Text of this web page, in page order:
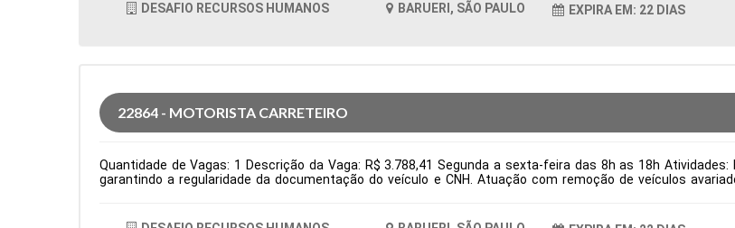
DESAFIO RECURSOS HUMANOS
BARUERI, SÃO PAULO EXPIRA EM: 22 DIAS
22864 - MOTORISTA CARRETEIRO
Quantidade de Vagas: 1 Descrição da Vaga: R$ 3.788,41 Segunda a sexta-feira das 8h as 18h
garantindo a regularidade da documentação do veículo e CNH. Atuação com remoção de veículos